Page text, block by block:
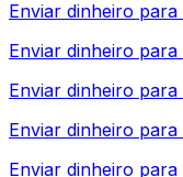
Enviar dinheiro para
Enviar dinheiro para
Enviar dinheiro para
Enviar dinheiro para
Enviar dinheiro para